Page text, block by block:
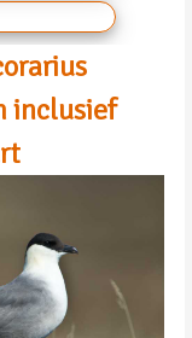
inclusief